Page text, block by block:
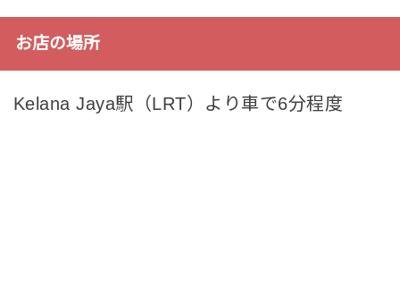
お店の場所
Kelana Jaya駅（LRT）より車で6分程度